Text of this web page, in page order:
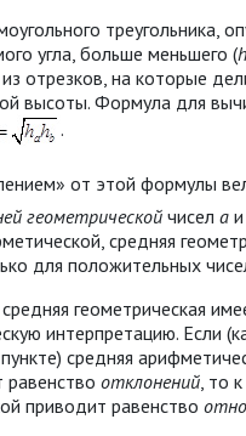
треугольника,
угла, больше меньшего (h
отрезков, на которые
высоты. Формула для
.
от этой формулы
геометрическойчисел a и
средняя
для положительных
геометрическая
интерпретацию. Если
средняя
равенство отклонений, то
приводит равенство